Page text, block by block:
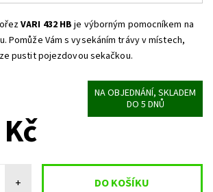
VARI 432 HB je výborným pomocníkem na
Pomůže Vám s vysekáním trávy v místech,
pustit pojezdovou sekačkou.
NA OBJEDNÁNÍ, SKLADEM
DO 5 DNŮ
+